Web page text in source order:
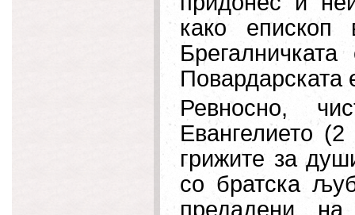
како епископ
Повардарската
Ревносно,
Евангелието
грижите за
со братска
предадени